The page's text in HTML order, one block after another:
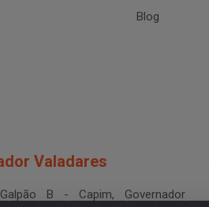
Blog
Valadares
B - Capim, Governador